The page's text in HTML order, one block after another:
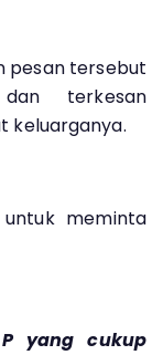
pesan tersebut
terkesan
keluarganya.
meminta
yang cukup